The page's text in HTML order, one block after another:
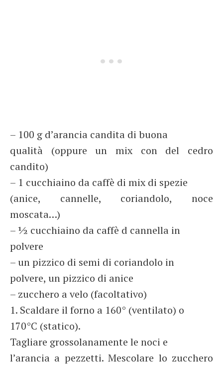
– 100 g d’arancia candita di buona
qualità (oppure un mix con del cedro
candito)
– 1 cucchiaino da caffè di mix di spezie
(anice, cannelle, coriandolo, noce
moscata…)
– ½ cucchiaino da caffè d cannella in
polvere
– un pizzico di semi di coriandolo in
polvere, un pizzico di anice
– zucchero a velo (facoltativo)
1. Scaldare il forno a 160° (ventilato) o
170°C (statico).
Tagliare grossolanamente le noci e
l’arancia a pezzetti. Mescolare lo zucchero